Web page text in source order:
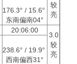
较
亮
176.3° / 15.6°
东南偏南04°
20:06:00
3.0
较
亮
238.6° / 19.9°
西南偏西31°